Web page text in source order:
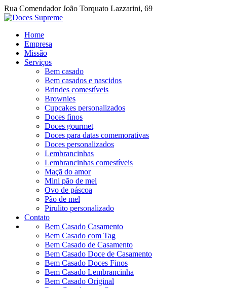
Rua Comendador João Torquato Lazzarini, 69
Home
Empresa
Missão
Serviços
Bem casado
Bem casados e nascidos
Brindes comestíveis
Brownies
Cupcakes personalizados
Doces finos
Doces gourmet
Doces para datas comemorativas
Doces personalizados
Lembrancinhas
Lembrancinhas comestíveis
Maçã do amor
Mini pão de mel
Ovo de páscoa
Pão de mel
Pirulito personalizado
Contato
Bem Casado Casamento
Bem Casado com Tag
Bem Casado de Casamento
Bem Casado Doce de Casamento
Bem Casado Doces Finos
Bem Casado Lembrancinha
Bem Casado Original